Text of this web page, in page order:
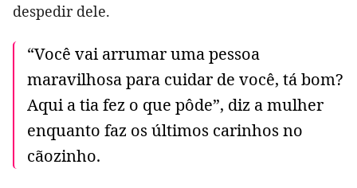
despedir dele.
“Você vai arrumar uma pessoa
maravilhosa para cuidar de você, tá bom?
Aqui a tia fez o que pôde”, diz a mulher
enquanto faz os últimos carinhos no
cãozinho.